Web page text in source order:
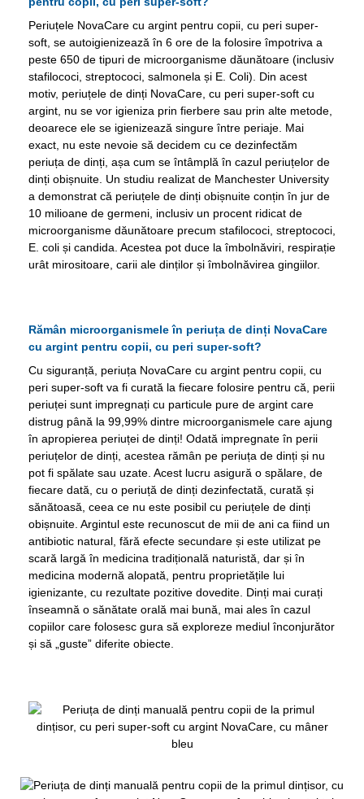
Periuțele NovaCare cu argint pentru copii, cu peri super-
soft, se autoigienizează în 6 ore de la folosire împotriva a
peste 650 de tipuri de microorganisme dăunătoare (inclusiv
stafilococi, streptococi, salmonela și E. Coli). Din acest
motiv, periuțele de dinți NovaCare, cu peri super-soft cu
argint, nu se vor igieniza prin fierbere sau prin alte metode,
deoarece ele se igienizează singure între periaje. Mai
exact, nu este nevoie să decidem cu ce dezinfectăm
periuța de dinți, așa cum se întâmplă în cazul periuțelor de
dinți obișnuite. Un studiu realizat de Manchester University
a demonstrat că periuțele de dinți obișnuite conțin în jur de
10 milioane de germeni, inclusiv un procent ridicat de
microorganisme dăunătoare precum stafilococi, streptococi,
E. coli și candida. Acestea pot duce la îmbolnăviri, respirație
urât mirositoare, carii ale dinților și îmbolnăvirea gingiilor.
Rămân microorganismele în periuța de dinți NovaCare
cu argint pentru copii, cu peri super-soft?
Cu siguranță, periuța NovaCare cu argint pentru copii, cu
peri super-soft va fi curată la fiecare folosire pentru că, perii
periuței sunt impregnați cu particule pure de argint care
distrug până la 99,99% dintre microorganismele care ajung
în apropierea periuței de dinți! Odată impregnate în perii
periuțelor de dinți, acestea rămân pe periuța de dinți și nu
pot fi spălate sau uzate. Acest lucru asigură o spălare, de
fiecare dată, cu o periuță de dinți dezinfectată, curată și
sănătoasă, ceea ce nu este posibil cu periuțele de dinți
obișnuite. Argintul este recunoscut de mii de ani ca fiind un
antibiotic natural, fără efecte secundare și este utilizat pe
scară largă în medicina tradițională naturistă, dar și în
medicina modernă alopată, pentru proprietățile lui
igienizante, cu rezultate pozitive dovedite. Dinți mai curați
înseamnă o sănătate orală mai bună, mai ales în cazul
copiilor care folosesc gura să exploreze mediul înconjurător
și să „guste” diferite obiecte.